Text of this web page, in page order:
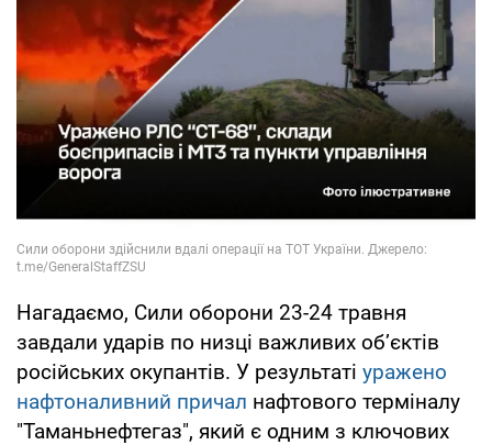
Нагадаємо, Сили оборони 23-24 травня
завдали ударів по низці важливих об’єктів
російських окупантів. У результаті уражено
нафтоналивний причал нафтового терміналу
"Таманьнефтегаз", який є одним з ключових